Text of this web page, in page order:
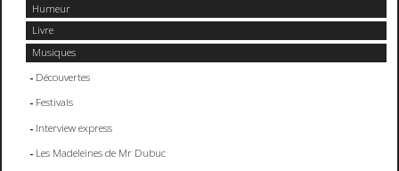
Humeur
Livre
Musiques
Découvertes
Festivals
Interview express
Les Madeleines de Mr Dubuc